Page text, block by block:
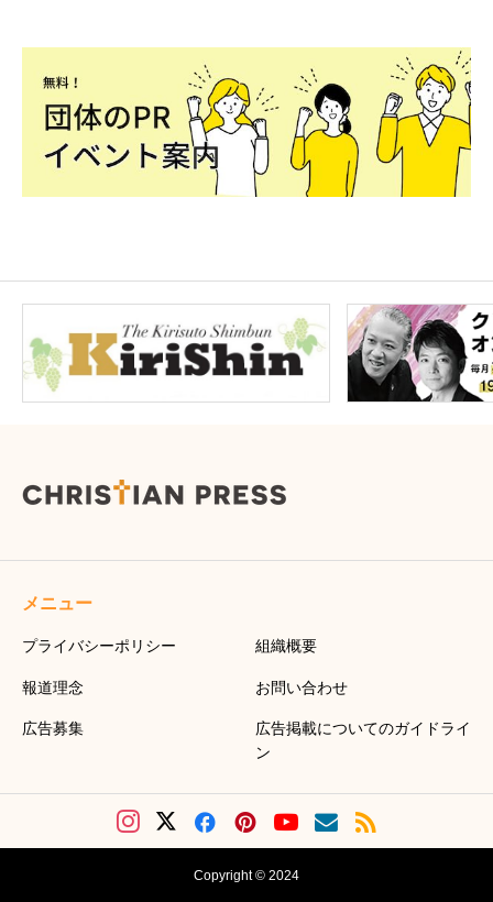
メニュー
プライバシーポリシー 組織概要
報道理念 お問い合わせ
広告募集
広告掲載についてのガイドライ
ン
Copyright © 2024